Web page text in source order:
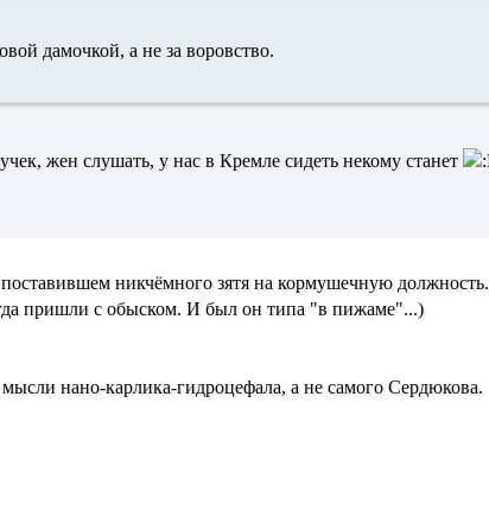
дамочкой, а не за воровство.
жен слушать, у нас в Кремле сидеть некому станет
никчёмного зятя на кормушечную должность.
пришли с обыском. И был он типа "в пижаме"...)
нано-карлика-гидроцефала, а не самого Сердюкова.